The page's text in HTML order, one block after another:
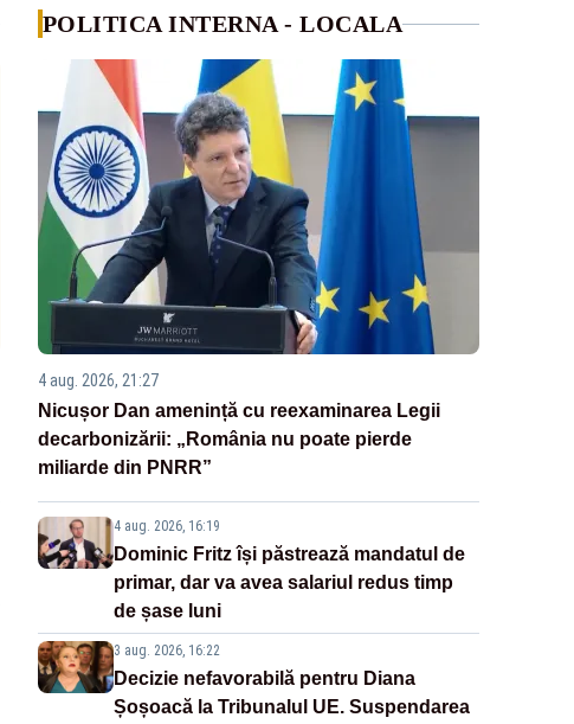
POLITICA INTERNA - LOCALA
4 aug. 2026, 21:27
Nicușor Dan amenință cu reexaminarea Legii
decarbonizării: „România nu poate pierde
miliarde din PNRR”
4 aug. 2026, 16:19
Dominic Fritz își păstrează mandatul de
primar, dar va avea salariul redus timp
de șase luni
3 aug. 2026, 16:22
Decizie nefavorabilă pentru Diana
Șoșoacă la Tribunalul UE. Suspendarea